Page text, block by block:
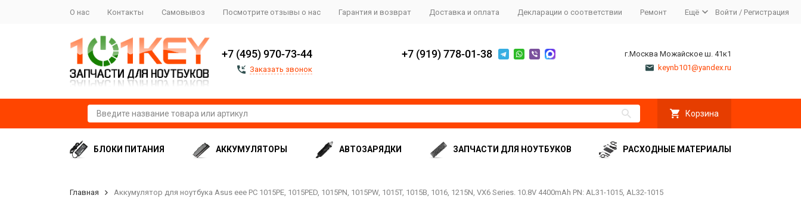
О нас Контакты Самовывоз Посмотрите отзывы о нас Гарантия и возврат Доставка и оплата Декларации о соответствии Ремонт Ещё Войти / Регистрация
+7 (495) 970-73-44
Заказать звонок
+7 (919) 778-01-38
г.Москва Можайское ш. 41к1
keynb101@yandex.ru
Корзина
БЛОКИ ПИТАНИЯ АККУМУЛЯТОРЫ АВТОЗАРЯДКИ ЗАПЧАСТИ ДЛЯ НОУТБУКОВ РАСХОДНЫЕ МАТЕРИАЛЫ
Главная Аккумулятор для ноутбука Asus eee PC 1015PE, 1015PED, 1015PN, 1015PW, 1015T, 1015B, 1016, 1215N, VX6 Series. 10.8V 4400mAh PN: AL31-1015, AL32-1015